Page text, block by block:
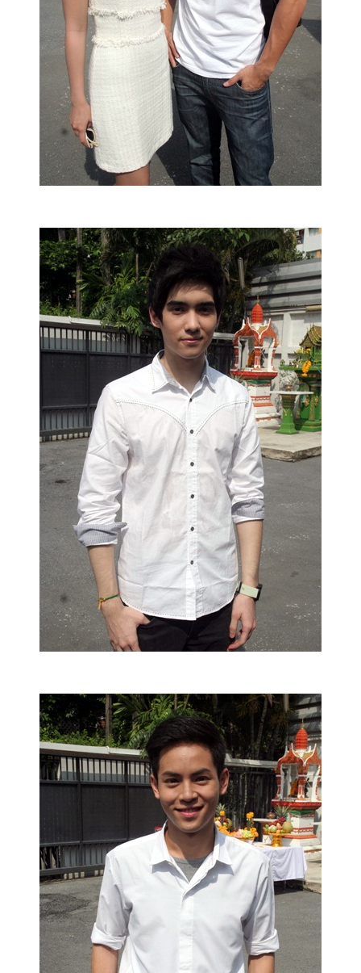
ง่ายๆ
รถยนต์
บ้าน
และ
มือ
ถือ
ราคา
ทอง
ราคา
น้ำมัน
แต่งงาน
เด็ก
สัตว์
Infographic
แอปฯ
กระปุก
คอร์ส
ออนไลน์
เลข
ออนไลน์
ติดต่อ
โฆษณา
แจ้ง
ปัญหา